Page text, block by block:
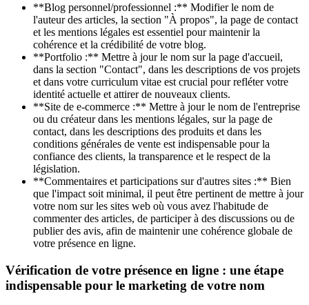
**Blog personnel/professionnel :** Modifier le nom de
l'auteur des articles, la section "À propos", la page de contact
et les mentions légales est essentiel pour maintenir la
cohérence et la crédibilité de votre blog.
**Portfolio :** Mettre à jour le nom sur la page d'accueil,
dans la section "Contact", dans les descriptions de vos projets
et dans votre curriculum vitae est crucial pour refléter votre
identité actuelle et attirer de nouveaux clients.
**Site de e-commerce :** Mettre à jour le nom de l'entreprise
ou du créateur dans les mentions légales, sur la page de
contact, dans les descriptions des produits et dans les
conditions générales de vente est indispensable pour la
confiance des clients, la transparence et le respect de la
législation.
**Commentaires et participations sur d'autres sites :** Bien
que l'impact soit minimal, il peut être pertinent de mettre à jour
votre nom sur les sites web où vous avez l'habitude de
commenter des articles, de participer à des discussions ou de
publier des avis, afin de maintenir une cohérence globale de
votre présence en ligne.
Vérification de votre présence en ligne : une étape
indispensable pour le marketing de votre nom